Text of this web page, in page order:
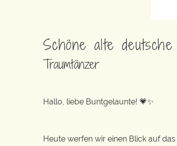
Schöne alte
Traumtänzer
Hallo, liebe Buntgelaunte! 💗✨
Heute werfen wir einen Blick auf